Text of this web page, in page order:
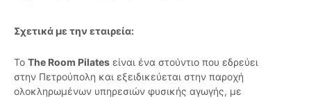
Σχετικά με την εταιρεία:
Το The Room Pilates είναι ένα στούντιο που εδρεύει
στην Πετρούπολη και εξειδικεύεται στην παροχή
ολοκληρωμένων υπηρεσιών φυσικής αγωγής, με